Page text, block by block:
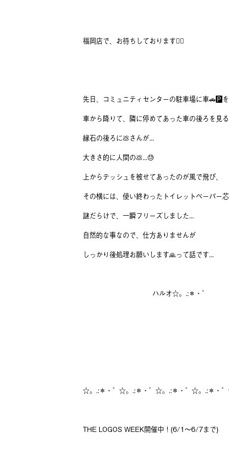
福岡店で、お待ちしております🙇‍♂️
先日、コミュニティセンターの駐車場に車🚗🅿️
車から降りて、隣に停めてあった車の後ろを見
縁石の後ろに💩さんが...
大きさ的に人間の💩...😓
上からテッシュを被せてあったのが風で飛び、
その横には、使い終わったトイレットペーパー
謎だらけで、一瞬フリーズしました...
自然的な事なので、仕方ありませんが
しっかり後処理お願いします🙏って話です...
ハルオ☆。.:＊・゜
☆。.:＊・゜☆。.:＊・゜☆。.:＊・゜☆。.:＊・゜
THE LOGOS WEEK開催中！(6/1～6/7まで)